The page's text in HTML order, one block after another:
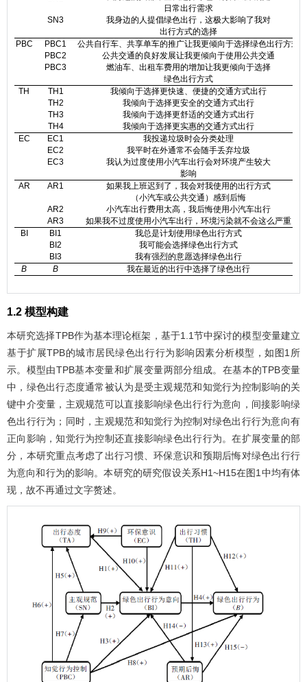
日常出行需求
SN3
我身边的人提倡绿色出行，这极大影响了我对
出行方式的选择
PBC
PBC1
公共自行车、共享单车的推广让我更倾向于选择绿色出行方式
PBC2
公共交通的良好发展让我更倾向于使用公共交通
PBC3
燃油车、出租车费用的增加让我更倾向于选择
绿色出行方式
TH
TH1
我倾向于选择更快速、便捷的交通方式出行
TH2
我倾向于选择更安全的交通方式出行
TH3
我倾向于选择更舒适的交通方式出行
TH4
我倾向于选择更实惠的交通方式出行
EC
EC1
我投递垃圾时会分类处理
EC2
我平时在外通常不会随手丢弃垃圾
EC3
我认为过度使用小汽车出行会对环境产生较大
影响
AR
AR1
如果我上班迟到了，我会对我使用的出行方式
（小汽车或公共交通）感到后悔
AR2
小汽车出行费用太高，我后悔使用小汽车出行
AR3
如果我不过度使用小汽车出行，环境污染就不会这么严重
BI
BI1
我总是计划使用绿色出行方式
BI2
我可能会选择绿色出行方式
BI3
我有强烈的意愿选择绿色出行
B
B 我在最近的出行中选择了绿色出行
1.2 模型构建
本研究选择TPB作为基本理论框架，基于1.1节中探讨的模型变量建立
基于扩展TPB的城市居民绿色出行行为影响因素分析模型，如 图1 所
示。模型由TPB基本变量和扩展变量两部分组成。在基本的TPB变量
中，绿色出行态度通常被认为是受主观规范和知觉行为控制影响的关
键中介变量，主观规范可以直接影响绿色出行行为意向，间接影响绿
色出行行为；同时，主观规范和知觉行为控制对绿色出行行为意向有
正向影响，知觉行为控制还直接影响绿色出行行为。在扩展变量的部
分，本研究重点考虑了出行习惯、环保意识和预期后悔对绿色出行行
为意向和行为的影响。本研究的研究假设关系H1~H15在图1 中均有体
现，故不再通过文字赘述。